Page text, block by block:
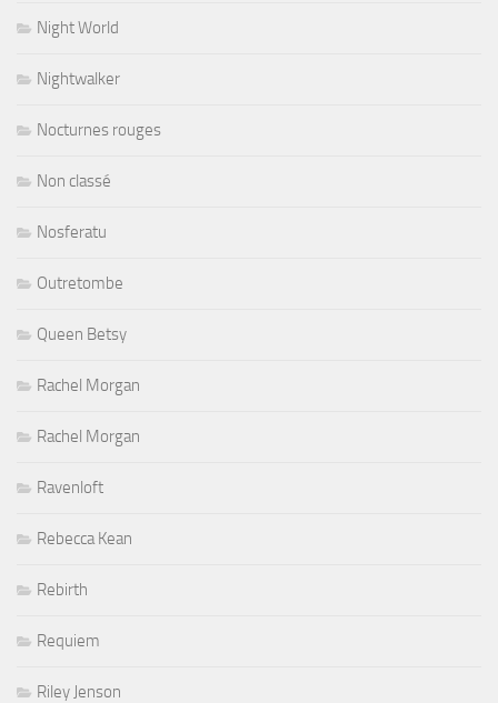
Night World
Nightwalker
Nocturnes rouges
Non classé
Nosferatu
Outretombe
Queen Betsy
Rachel Morgan
Rachel Morgan
Ravenloft
Rebecca Kean
Rebirth
Requiem
Riley Jenson